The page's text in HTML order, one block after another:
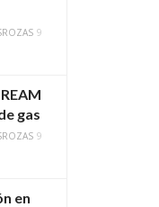
9
gas
9
en